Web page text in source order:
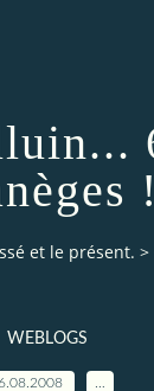
!
et le présent. >
WEBLOGS